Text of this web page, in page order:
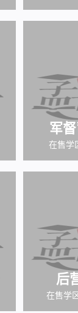
军
在售学
后
在售学